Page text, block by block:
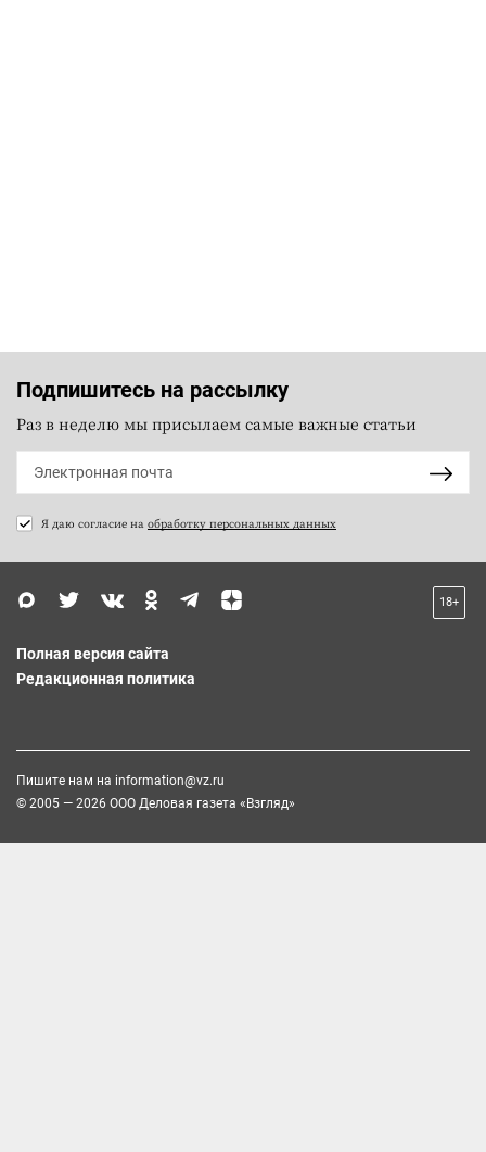
Подпишитесь на рассылку
Раз в неделю мы присылаем самые важные статьи
Я даю согласие на обработку персональных данных
18+
Полная версия сайта
Редакционная политика
Пишите нам на information@vz.ru
© 2005 — 2026 ООО Деловая газета «Взгляд»